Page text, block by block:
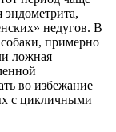
эндометрита,
недугов. В
собаки, примерно
ложная
во избежание
с цикличными